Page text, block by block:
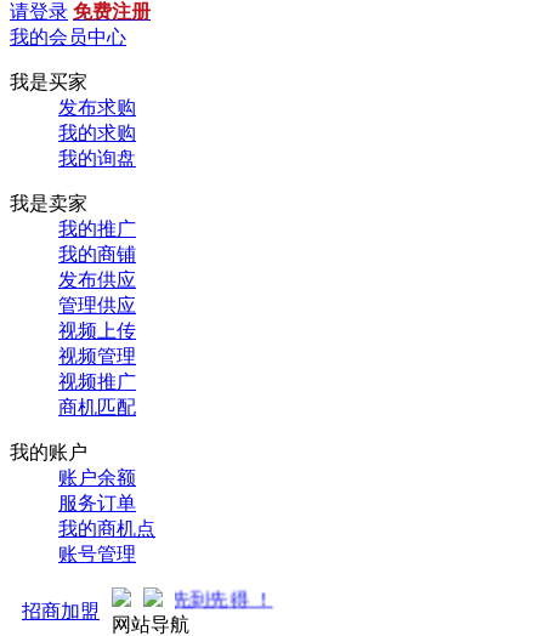
请登录 免费注册
我的会员中心
我是买家
发布求购
我的求购
我的询盘
我是卖家
我的推广
我的商铺
发布供应
管理供应
视频上传
视频管理
视频推广
商机匹配
我的账户
账户余额
服务订单
我的商机点
账号管理
招商加盟
招商中... 先到先得 ！
网站导航